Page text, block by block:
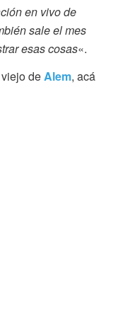
en vivo de
sale el mes
esas cosas«.
deAlem, acá